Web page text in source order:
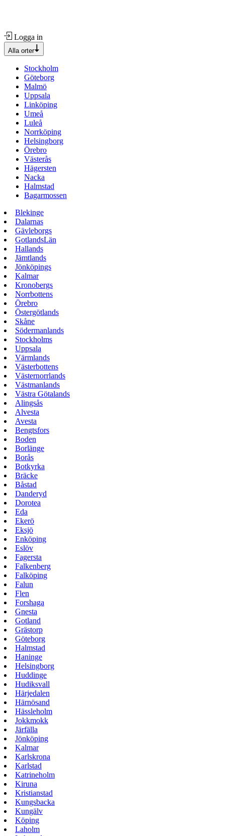
Logga in
Alla orter
Stockholm
Göteborg
Malmö
Uppsala
Linköping
Umeå
Luleå
Norrköping
Helsingborg
Örebro
Västerås
Hägersten
Nacka
Halmstad
Bagarmossen
Blekinge
Dalarnas
Gävleborgs
GotlandsLän
Hallands
Jämtlands
Jönköpings
Kalmar
Kronobergs
Norrbottens
Örebro
Östergötlands
Skåne
Södermanlands
Stockholms
Uppsala
Värmlands
Västerbottens
Västernorrlands
Västmanlands
Västra Götalands
Alingsås
Alvesta
Avesta
Bengtsfors
Boden
Borlänge
Borås
Botkyrka
Bräcke
Båstad
Danderyd
Dorotea
Eda
Ekerö
Eksjö
Enköping
Eslöv
Fagersta
Falkenberg
Falköping
Falun
Flen
Forshaga
Gnesta
Gotland
Grästorp
Göteborg
Halmstad
Haninge
Helsingborg
Huddinge
Hudiksvall
Härjedalen
Härnösand
Hässleholm
Jokkmokk
Järfälla
Jönköping
Kalmar
Karlskrona
Karlstad
Katrineholm
Kiruna
Kristianstad
Kungsbacka
Kungälv
Köping
Laholm